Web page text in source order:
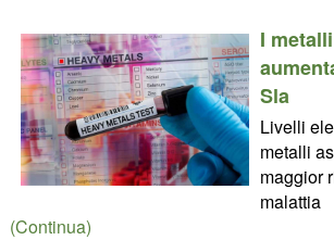
I
Sla
Livelli
metalli
maggior
malattia
(Continua)